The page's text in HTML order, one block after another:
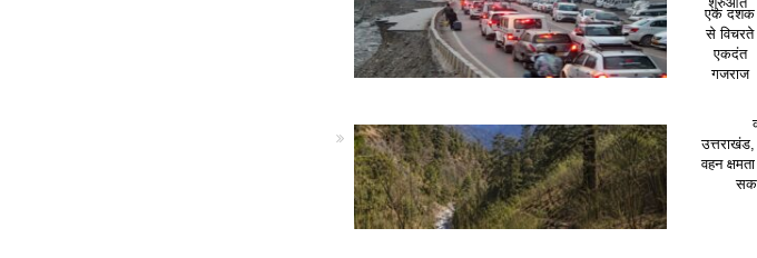
एक दशक
से विचरते
एकदंत
गजराज
उत्तराखंड,
वहन